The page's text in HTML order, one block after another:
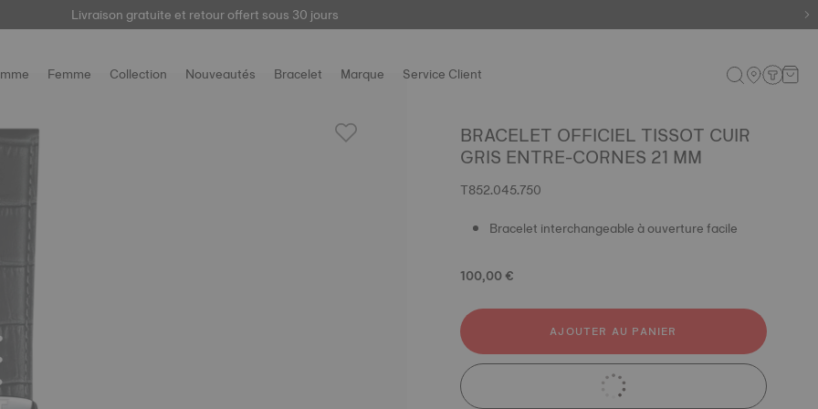
Livraison gratuite et retour offert sous 30 jours
ici
Femme Collection Nouveautés Bracelet Marque Service Client
BRACELET OFFICIEL TISSOT CUIR
GRIS ENTRE-CORNES 21 MM
T852.045.750
Bracelet interchangeable à ouverture facile
100,00 €
AJOUTER AU PANIER